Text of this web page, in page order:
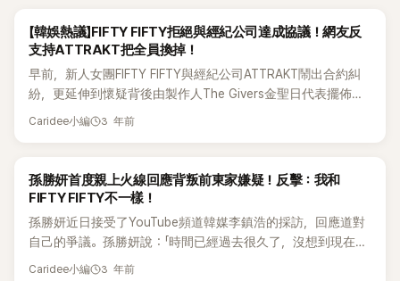
K-POP
【韓娛熱議】FIFTY FIFTY拒絕與經紀公司達成協議！網友反
支持ATTRAKT把全員換掉！
早前，新人女團FIFTY FIFTY與經紀公司ATTRAKT鬧出合約糾
紛，更延伸到懷疑背後由製作人The Givers金聖日代表擺佈，
然而事件仍然未告一段落。 今日，據韓媒指FIFTY FIFTY拒絕與
地方法院對FIFTY FIFTY的4名成員以所屬公司ATTRAKT為對象
提出的專屬合約效力停止假處分訴訟進行調解。&nbsp; 成員
席進行了約2個小時的非公開調解，但由於雙方未能達成協議
所以暫時結束。但是裁判部建議雙方保留協議的可能性，在16
日之前當事人之間進行追加協商。 據悉於16日，FIFTY FIFTY
Caridee小編 3 年前
K-POP
孫勝妍首度親上火線回應背叛前東家嫌疑！反擊：我和
FIFTY FIFTY不一樣！
孫勝妍近日接受了YouTube頻道韓媒李鎮浩的採訪，回應道對
自己的爭議。孫勝妍說：「時間已經過去很久了，沒想到現在這
個時候會受到關注。不知不覺中受到了很多人的關注，在沒能
Caridee小編 3 年前